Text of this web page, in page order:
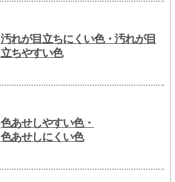
汚れが目立ちにくい色・汚れが目
立ちやすい色
色あせしやすい色・
色あせしにくい色